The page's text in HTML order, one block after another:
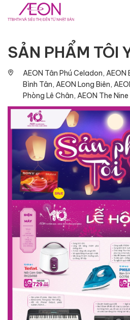
Khuyến mãi & Sự kiện
SẢN PHẨM TÔI
AEON Tân Phú Celadon,
Bình Tân, AEON Long Biên,
Phòng Lê Chân, AEON The Nine